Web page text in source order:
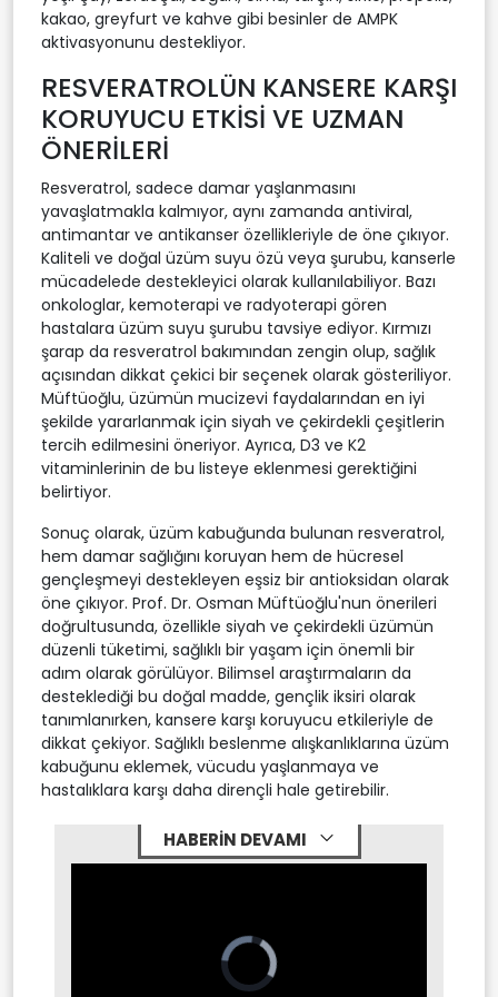
kakao, greyfurt ve kahve gibi besinler de AMPK
aktivasyonunu destekliyor.
RESVERATROLÜN KANSERE KARŞI
KORUYUCU ETKİSİ VE UZMAN
ÖNERİLERİ
Resveratrol, sadece damar yaşlanmasını
yavaşlatmakla kalmıyor, aynı zamanda antiviral,
antimantar ve antikanser özellikleriyle de öne çıkıyor.
Kaliteli ve doğal üzüm suyu özü veya şurubu, kanserle
mücadelede destekleyici olarak kullanılabiliyor. Bazı
onkologlar, kemoterapi ve radyoterapi gören
hastalara üzüm suyu şurubu tavsiye ediyor. Kırmızı
şarap da resveratrol bakımından zengin olup, sağlık
açısından dikkat çekici bir seçenek olarak gösteriliyor.
Müftüoğlu, üzümün mucizevi faydalarından en iyi
şekilde yararlanmak için siyah ve çekirdekli çeşitlerin
tercih edilmesini öneriyor. Ayrıca, D3 ve K2
vitaminlerinin de bu listeye eklenmesi gerektiğini
belirtiyor.
Sonuç olarak, üzüm kabuğunda bulunan resveratrol,
hem damar sağlığını koruyan hem de hücresel
gençleşmeyi destekleyen eşsiz bir antioksidan olarak
öne çıkıyor. Prof. Dr. Osman Müftüoğlu'nun önerileri
doğrultusunda, özellikle siyah ve çekirdekli üzümün
düzenli tüketimi, sağlıklı bir yaşam için önemli bir
adım olarak görülüyor. Bilimsel araştırmaların da
desteklediği bu doğal madde, gençlik iksiri olarak
tanımlanırken, kansere karşı koruyucu etkileriyle de
dikkat çekiyor. Sağlıklı beslenme alışkanlıklarına üzüm
kabuğunu eklemek, vücudu yaşlanmaya ve
hastalıklara karşı daha dirençli hale getirebilir.
HABERİN DEVAMI
Video
Player
is
loading.